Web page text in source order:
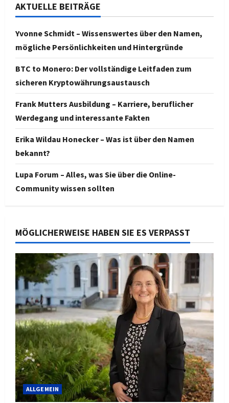
AKTUELLE BEITRÄGE
Yvonne Schmidt – Wissenswertes über den Namen,
mögliche Persönlichkeiten und Hintergründe
BTC to Monero: Der vollständige Leitfaden zum
sicheren Kryptowährungsaustausch
Frank Mutters Ausbildung – Karriere, beruflicher
Werdegang und interessante Fakten
Erika Wildau Honecker – Was ist über den Namen
bekannt?
Lupa Forum – Alles, was Sie über die Online-
Community wissen sollten
MÖGLICHERWEISE HABEN SIE ES VERPASST
ALLGEMEIN